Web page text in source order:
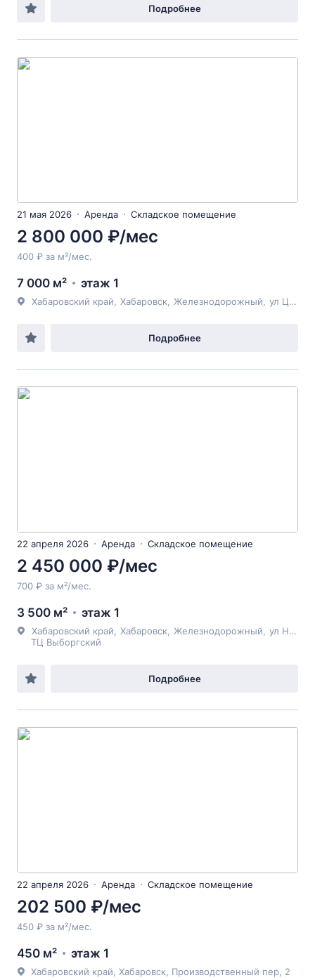
Подробнее
21 мая 2026 Аренда Складское помещение
2 800 000 ₽/мес
400 ₽ за м²/мес.
7 000 м² этаж 1
Хабаровский край Хабаровск Железнодорожный ул Целинная
Подробнее
22 апреля 2026 Аренда Складское помещение
2 450 000 ₽/мес
700 ₽ за м²/мес.
3 500 м² этаж 1
Хабаровский край Хабаровск Железнодорожный
ул Нововыборгская
ТЦ Выборгский
Подробнее
22 апреля 2026 Аренда Складское помещение
202 500 ₽/мес
450 ₽ за м²/мес.
450 м² этаж 1
Хабаровский край, Хабаровск, Производственный пер, 2